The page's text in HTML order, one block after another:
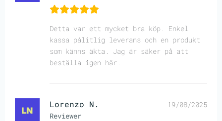
Detta var ett mycket bra köp. Enkel
kassa pålitlig leverans och en produkt
som känns äkta. Jag är säker på att
beställa igen här.
Lorenzo N.
Reviewer
19/08/2025